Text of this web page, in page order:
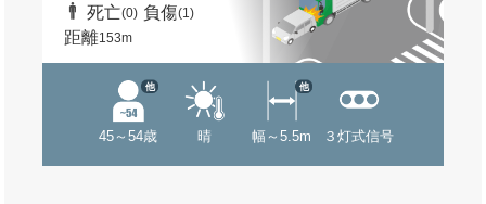
死亡(0) 負傷(1)
距離153m
45～54歳
他
晴 幅～5.5m
他
３灯式信号